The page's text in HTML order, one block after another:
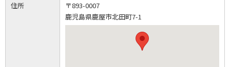
住所
〒893-0007
鹿児島県鹿屋市北田町7-1